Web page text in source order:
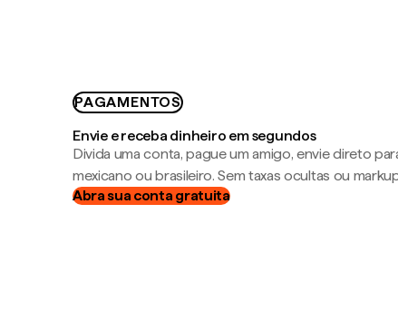
PAGAMENTOS
Envie e receba dinheiro em segundos
Divida uma conta, pague um amigo, envie direto
mexicano ou brasileiro. Sem taxas ocultas ou
Abra sua conta gratuita